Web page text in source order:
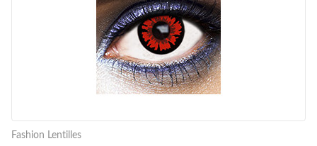
Fashion Lentilles